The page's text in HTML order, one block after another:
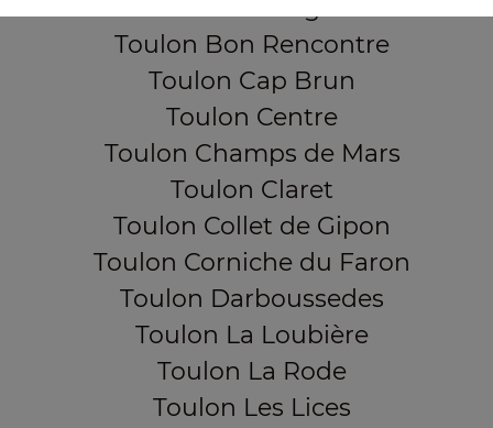
Toulon Bon Rencontre
Toulon Cap Brun
Toulon Centre
Toulon Champs de Mars
Toulon Claret
Toulon Collet de Gipon
Toulon Corniche du Faron
Toulon Darboussedes
Toulon La Loubière
Toulon La Rode
Toulon Les Lices